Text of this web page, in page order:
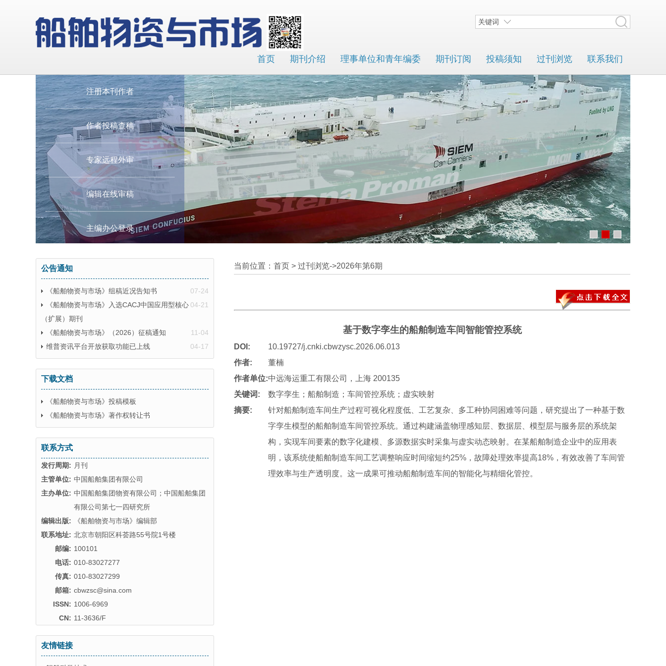
首页 期刊介绍 理事单位和青年编委 期刊订阅 投稿须知 过刊浏览 联系我们
关键词
注册本刊作者
作者投稿查稿
专家远程外审
编辑在线审稿
主编办公登录
公告通知
07-24
《船舶物资与市场》组稿近况告知书
04-21
《船舶物资与市场》入选CACJ中国应用型核心
（扩展）期刊
11-04
《船舶物资与市场》（2026）征稿通知
04-17
维普资讯平台开放获取功能已上线
下载文档
《船舶物资与市场》投稿模板
《船舶物资与市场》著作权转让书
联系方式
发行周期: 月刊
主管单位: 中国船舶集团有限公司
主办单位: 中国船舶集团物资有限公司；中国船舶集团
有限公司第七一四研究所
编辑出版:
《船舶物资与市场》编辑部
联系地址: 北京市朝阳区科荟路55号院1号楼
邮编: 100101
电话: 010-83027277
传真: 010-83027299
邮箱: cbwzsc@sina.com
ISSN: 1006-6969
CN: 11-3636/F
友情链接
当前位置：首页 > 过刊浏览->2026年第6期
基于数字孪生的船舶制造车间智能管控系统
DOI:
10.19727/j.cnki.cbwzysc.2026.06.013
作者:
董楠
作者单位:中远海运重工有限公司，上海 200135
关键词:
数字孪生；船舶制造；车间管控系统；虚实映射
摘要:
针对船舶制造车间生产过程可视化程度低、工艺复杂、多工种协同困难等问题，研究提出了一种基于数
字孪生模型的船舶制造车间管控系统。通过构建涵盖物理感知层、数据层、模型层与服务层的系统架
构，实现车间要素的数字化建模、多源数据实时采集与虚实动态映射。在某船舶制造企业中的应用表
明，该系统使船舶制造车间工艺调整响应时间缩短约25%，故障处理效率提高18%，有效改善了车间管
理效率与生产透明度。这一成果可推动船舶制造车间的智能化与精细化管控。